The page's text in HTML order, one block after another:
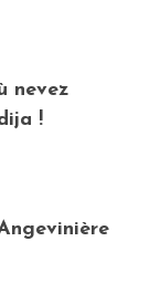
nevez
!